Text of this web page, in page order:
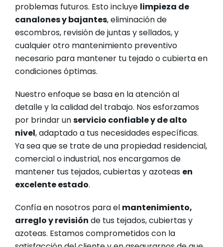
problemas futuros. Esto incluye limpieza de
canalones y bajantes, eliminación de
escombros, revisión de juntas y sellados, y
cualquier otro mantenimiento preventivo
necesario para mantener tu tejado o cubierta en
condiciones óptimas.
Nuestro enfoque se basa en la atención al
detalle y la calidad del trabajo. Nos esforzamos
por brindar unservicio confiable y de alto
nivel, adaptado a tus necesidades específicas.
Ya sea que se trate de una propiedad residencial,
comercial o industrial, nos encargamos de
mantener tus tejados, cubiertas y azoteas en
excelente estado.
Confía en nosotros para el mantenimiento,
arreglo y revisión de tus tejados, cubiertas y
azoteas. Estamos comprometidos con la